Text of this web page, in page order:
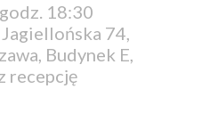
18:30
74,
Budynek E,
recepcję